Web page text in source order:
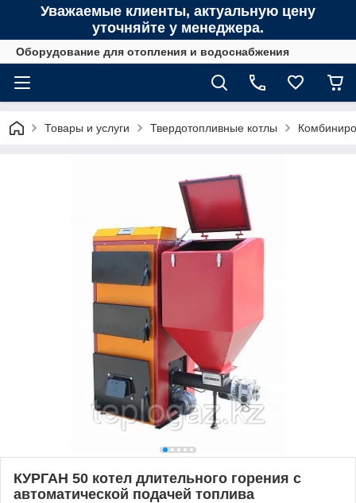
Уважаемые клиенты, актуальную цену
уточняйте у менеджера.
Оборудование для отопления и водоснабжения
Товары и услуги Твердотопливные котлы
КУРГАН 50 котел длительного горения с
автоматической подачей топлива